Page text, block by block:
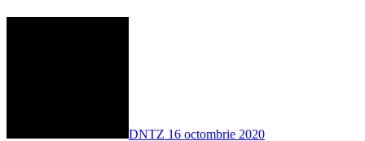
DNTZ 16 octombrie 2020